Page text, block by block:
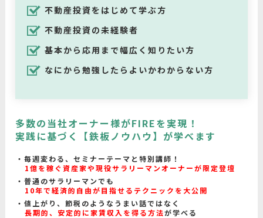
不動産投資をはじめて学ぶ方
不動産投資の未経験者
基本から応用まで幅広く知りたい方
なにから勉強したらよいかわからない方
多数の当社オーナー様がFIREを実現！
実践に基づく【鉄板ノウハウ】が学べます
毎週変わる、セミナーテーマと特別講師！
1億を稼ぐ資産家や現役サラリーマンオーナーが限定登壇
普通のサラリーマンでも
10年で経済的自由が目指せるテクニックを大公開
値上がり、節税のようなうまい話ではなく
長期的、安定的に家賃収入を得る方法が学べる